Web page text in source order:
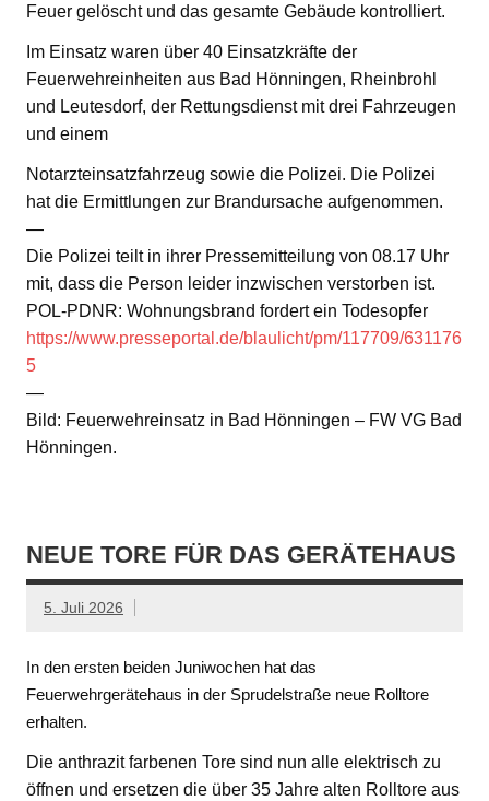
Feuer gelöscht und das gesamte Gebäude kontrolliert.
Im Einsatz waren über 40 Einsatzkräfte der
Feuerwehreinheiten aus Bad Hönningen, Rheinbrohl
und Leutesdorf, der Rettungsdienst mit drei Fahrzeugen
und einem
Notarzteinsatzfahrzeug sowie die Polizei. Die Polizei
hat die Ermittlungen zur Brandursache aufgenommen.
—
Die Polizei teilt in ihrer Pressemitteilung von 08.17 Uhr
mit, dass die Person leider inzwischen verstorben ist.
POL-PDNR: Wohnungsbrand fordert ein Todesopfer
https://www.presseportal.de/blaulicht/pm/117709/631176
5
—
Bild: Feuerwehreinsatz in Bad Hönningen – FW VG Bad
Hönningen.
NEUE TORE FÜR DAS GERÄTEHAUS
5. Juli 2026
In den ersten beiden Juniwochen hat das
Feuerwehrgerätehaus in der Sprudelstraße neue Rolltore
erhalten.
Die anthrazit farbenen Tore sind nun alle elektrisch zu
öffnen und ersetzen die über 35 Jahre alten Rolltore aus